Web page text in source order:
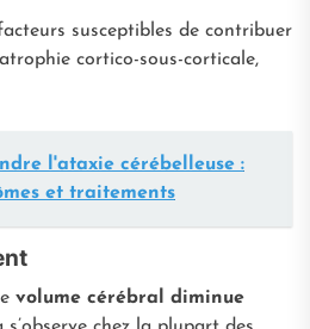
susceptibles de contribuer
cortico-sous-corticale,
l'ataxie cérébelleuse :
et traitements
volume cérébral diminue